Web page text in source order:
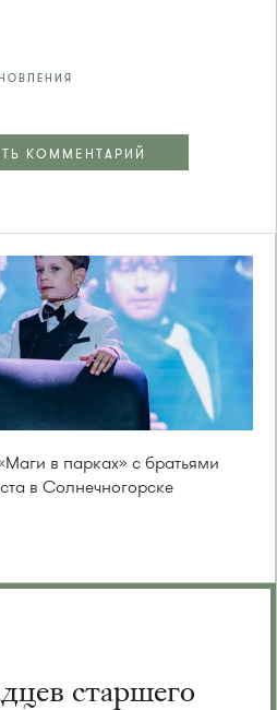
КОММЕНТАРИЙ
в парках» с братьями
в Солнечногорске
старшего